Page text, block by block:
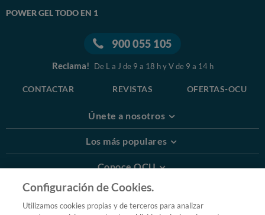
POWER GEL TODO EN 1
900 055 105
Reclama! De L a J de 9 a 18 h y V de 9 a 14 h
CONTACTAR REVISTAS OFERTAS-OCU
Únete a nosotros
Los más populares
Conoce OCU
Más Información
Configuración de Cookies.
Utilizamos cookies propias y de terceros para analizar